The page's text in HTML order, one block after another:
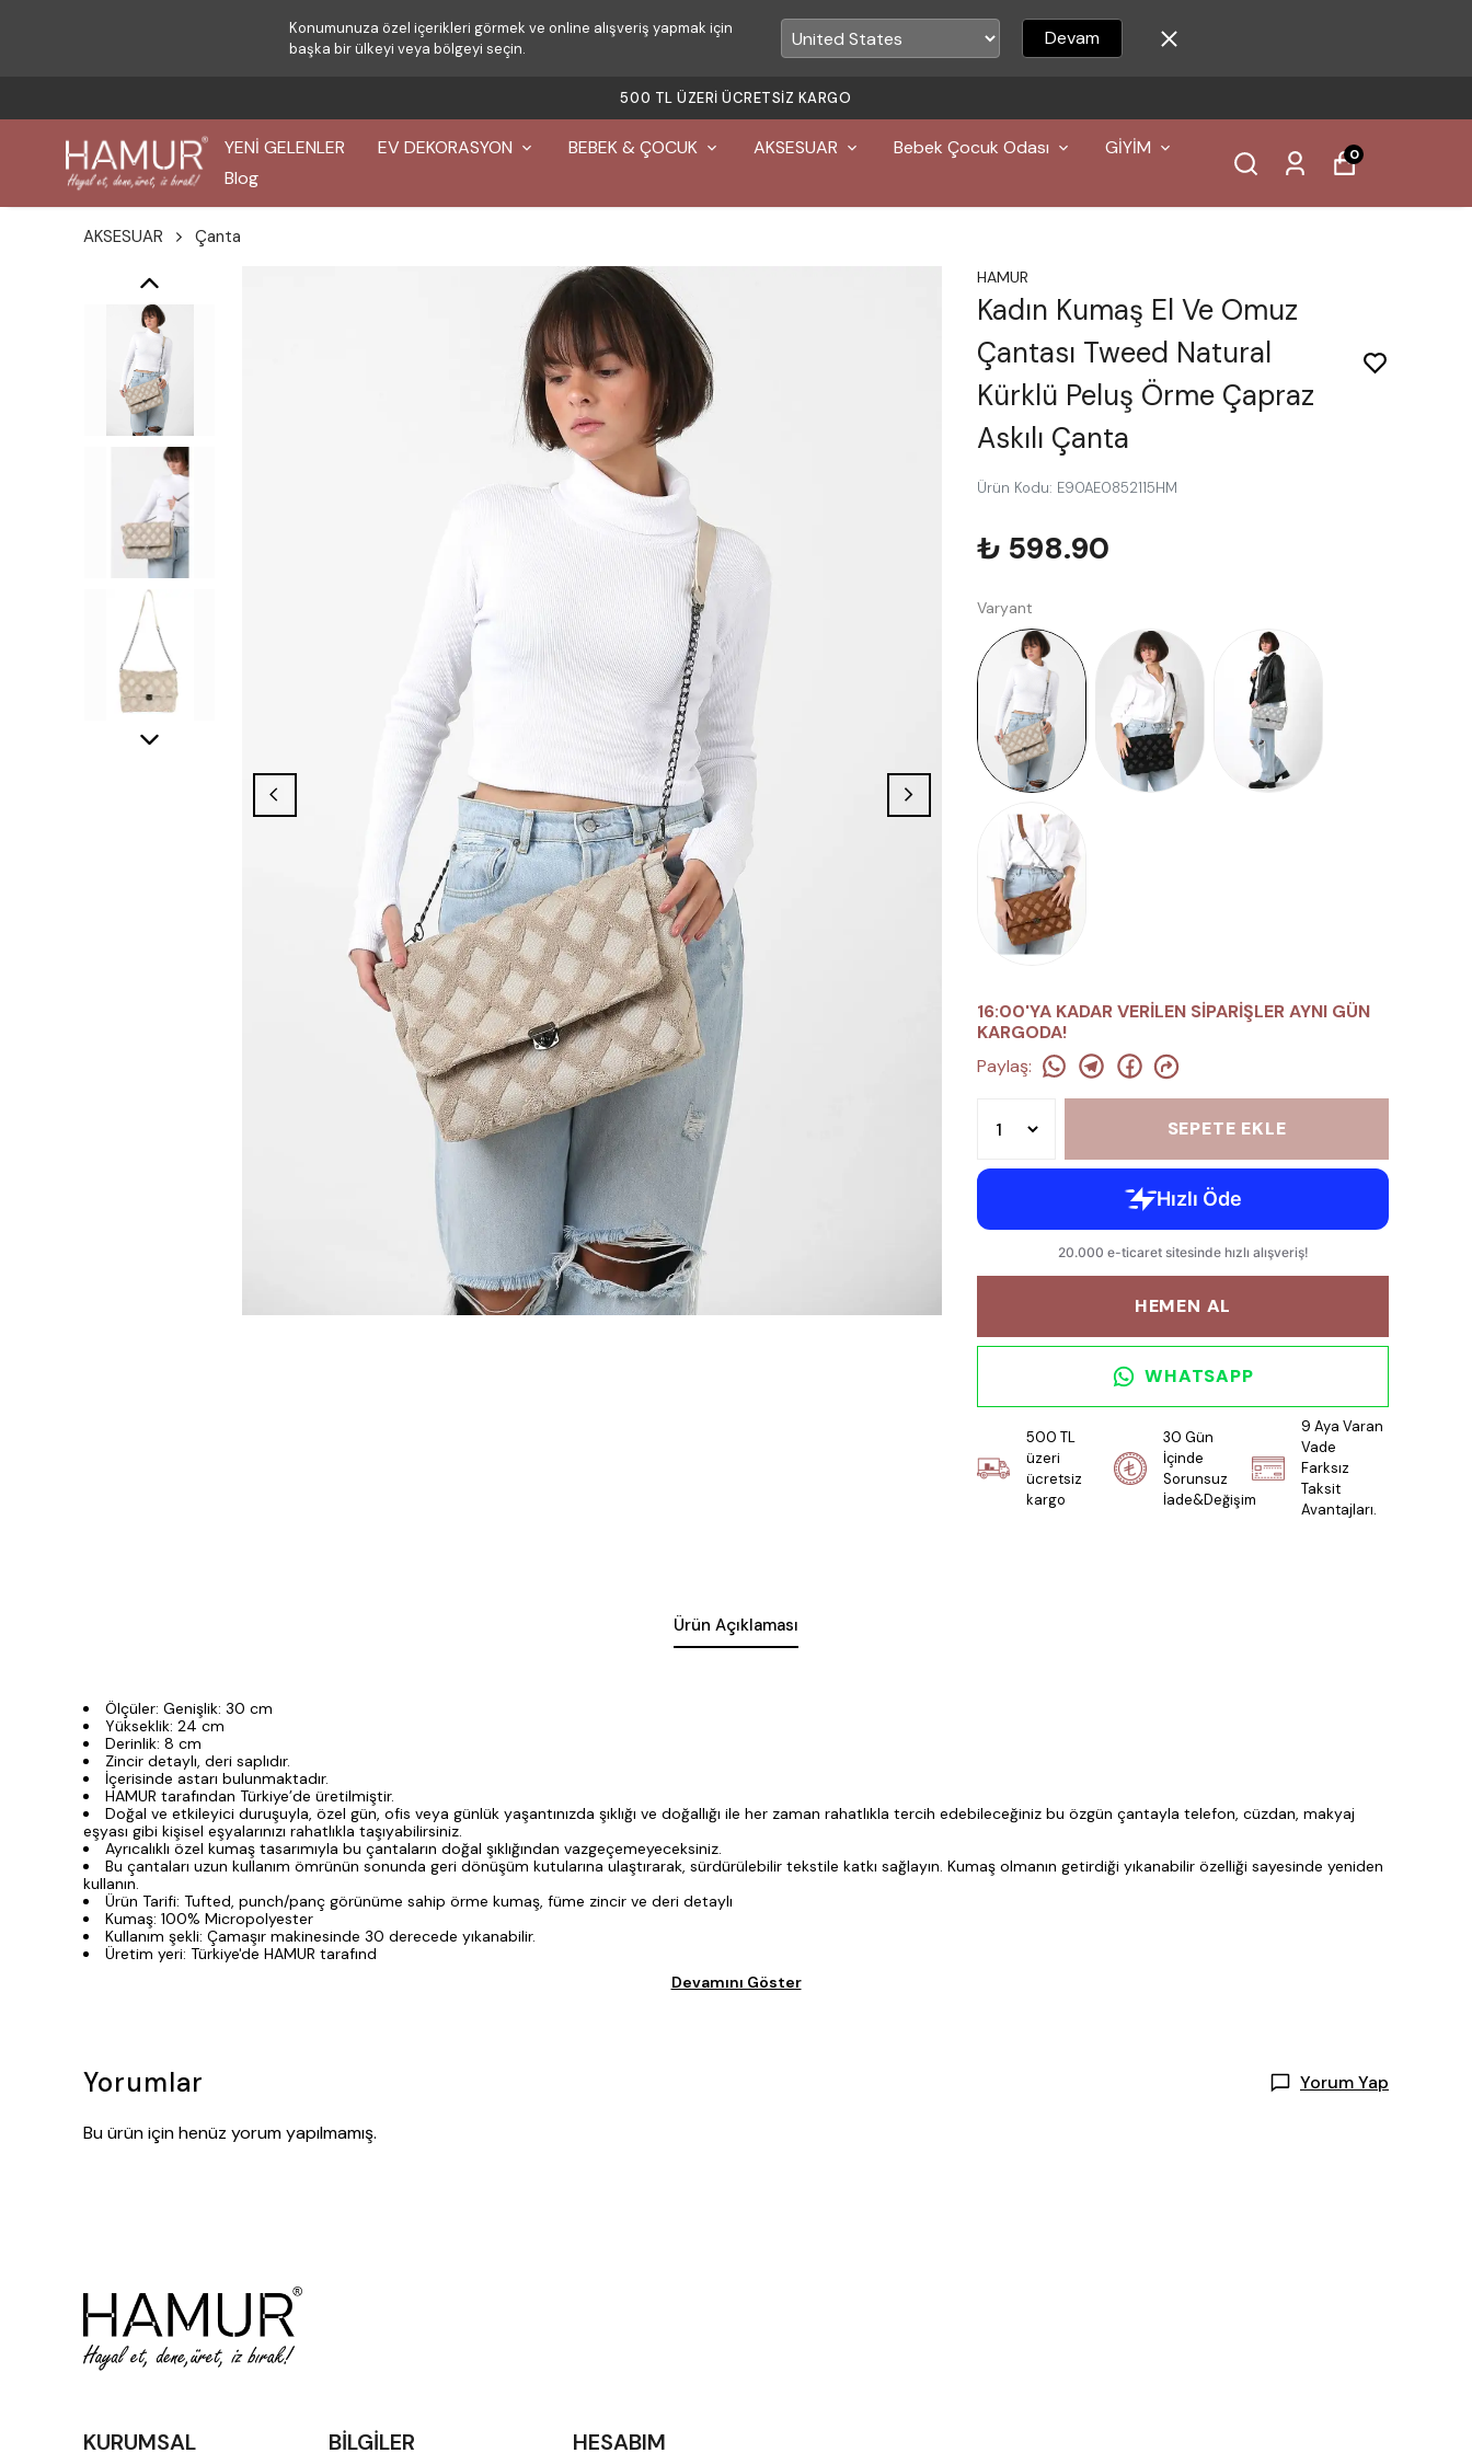
Konumunuza özel içerikleri görmek ve online alışveriş yapmak için
başka bir ülkeyi veya bölgeyi seçin.
Devam
500 TL ÜZERI ÜCRETSIZ KARGO
YENİ GELENLER EV DEKORASYON BEBEK & ÇOCUK AKSESUAR Bebek Çocuk Odası
GİYİM
Blog
0
AKSESUAR Çanta
HAMUR
Kadın Kumaş El Ve Omuz
Çantası Tweed Natural
Kürklü Peluş Örme Çapraz
Askılı Çanta
Ürün Kodu: E90AE0852115HM
₺ 598.90
Varyant
16:00'YA KADAR VERİLEN SİPARİŞLER AYNI GÜN
KARGODA!
Paylaş:
SEPETE EKLE
HEMEN AL
WHATSAPP
500 TL
üzeri
ücretsiz
kargo
30 Gün
İçinde
Sorunsuz
İade&Değişim
9 Aya Varan
Vade
Farksız
Taksit
Avantajları.
Ürün Açıklaması
Ölçüler: Genişlik: 30 cm
Yükseklik: 24 cm
Derinlik: 8 cm
Zincir detaylı, deri saplıdır.
İçerisinde astarı bulunmaktadır.
HAMUR tarafından Türkiye’de üretilmiştir.
Doğal ve etkileyici duruşuyla, özel gün, ofis veya günlük yaşantınızda şıklığı ve doğallığı ile her zaman rahatlıkla tercih edebileceğiniz bu özgün çantayla telefon, cüzdan, makyaj
eşyası gibi kişisel eşyalarınızı rahatlıkla taşıyabilirsiniz.
Ayrıcalıklı özel kumaş tasarımıyla bu çantaların doğal şıklığından vazgeçemeyeceksiniz.
Bu çantaları uzun kullanım ömrünün sonunda geri dönüşüm kutularına ulaştırarak, sürdürülebilir tekstile katkı sağlayın. Kumaş olmanın getirdiği yıkanabilir özelliği sayesinde yeniden
kullanın.
Ürün Tarifi: Tufted, punch/panç görünüme sahip örme kumaş, füme zincir ve deri detaylı
Kumaş: 100% Micropolyester
Kullanım şekli: Çamaşır makinesinde 30 derecede yıkanabilir.
Üretim yeri: Türkiye'de HAMUR tarafınd
Devamını Göster
Yorumlar Yorum Yap
Bu ürün için henüz yorum yapılmamış.
KURUMSAL BİLGİLER HESABIM